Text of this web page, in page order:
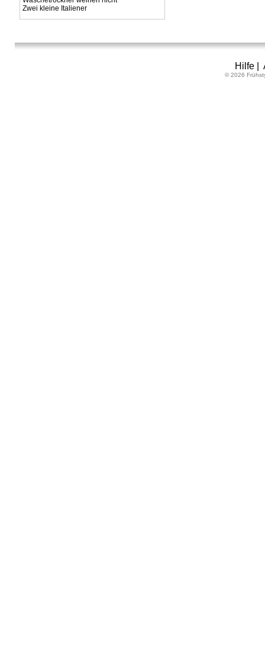
Zwei kleine Italiener
Hilfe|
© 2026